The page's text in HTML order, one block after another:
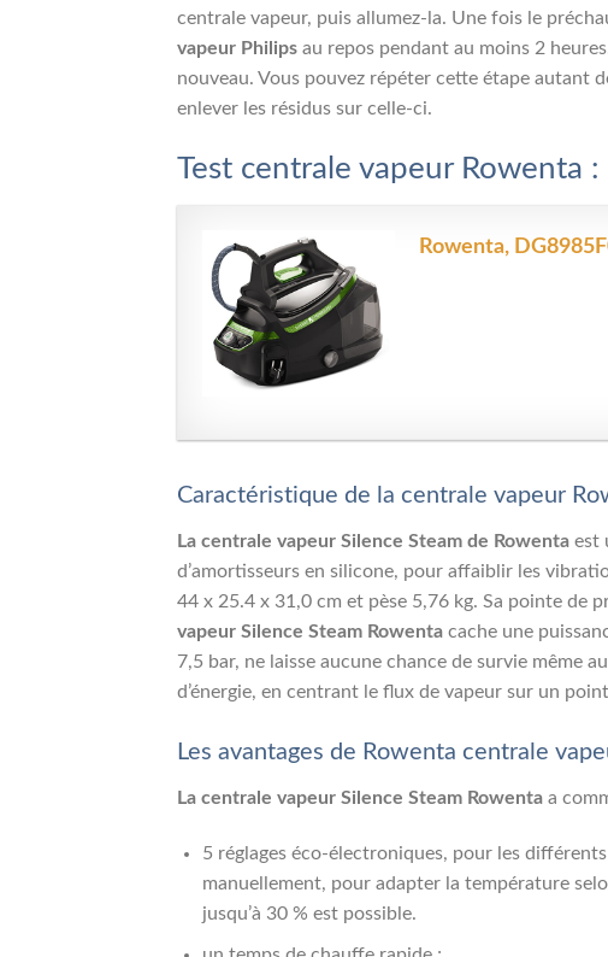
centrale vapeur, puis allumez-la. Une fois le
vapeur Philips au repos pendant au moins 2
nouveau. Vous pouvez répéter cette étape autant
enlever les résidus sur celle-ci.
Test centrale vapeur
Rowenta,
Caractéristique de la centrale vapeur
La centrale vapeur Silence Steam de Rowenta est
d’amortisseurs en silicone, pour affaiblir les
44 x 25.4 x 31,0 cm et pèse 5,76 kg. Sa pointe de
vapeur Silence Steam Rowenta cache une
7,5 bar, ne laisse aucune chance de survie même
d’énergie, en centrant le flux de vapeur sur un
Les avantages de Rowenta centrale
La centrale vapeur Silence Steam Rowenta a
5 réglages éco-électroniques, pour les
manuellement, pour adapter la température
jusqu’à 30 % est possible.